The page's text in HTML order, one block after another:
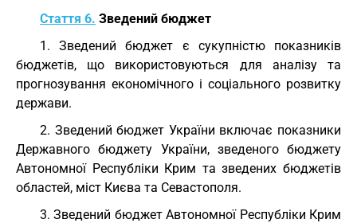
Стаття 6. Зведений бюджет
1. Зведений бюджет є сукупністю показників
бюджетів, що використовуються для аналізу та
прогнозування економічного і соціального розвитку
держави.
2. Зведений бюджет України включає показники
Державного бюджету України, зведеного бюджету
Автономної Республіки Крим та зведених бюджетів
областей, міст Києва та Севастополя.
3. Зведений бюджет Автономної Республіки Крим